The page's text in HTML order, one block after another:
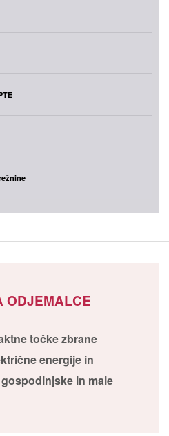
ODJEMALCE
točke zbrane
energije in
in male